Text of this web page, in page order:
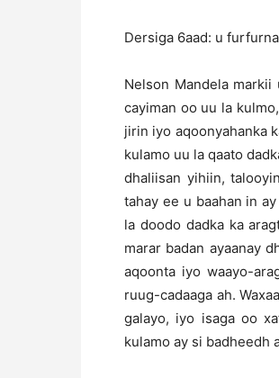
Dersiga 6aad: u
Nelson Mandela
cayiman oo uu la
jirin iyo aqoonyahanka
kulamo uu la qaato
dhaliisan yihiin,
tahay ee u baahan in
la doodo dadka ka
marar badan ayaanay
aqoonta iyo waayo-
ruug-cadaaga ah.
galayo, iyo isaga oo
kulamo ay si badheedh